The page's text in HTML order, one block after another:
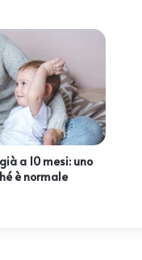
a 10 mesi: uno
è normale